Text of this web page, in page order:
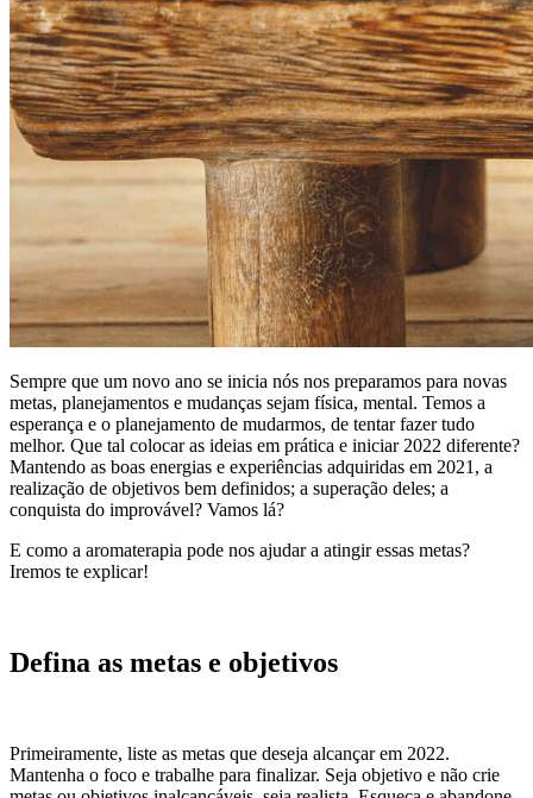
Sempre que um novo ano se inicia nós nos preparamos para novas
metas, planejamentos e mudanças sejam física, mental. Temos a
esperança e o planejamento de mudarmos, de tentar fazer tudo
melhor. Que tal colocar as ideias em prática e iniciar 2022 diferente?
Mantendo as boas energias e experiências adquiridas em 2021, a
realização de objetivos bem definidos; a superação deles; a
conquista do improvável? Vamos lá?
E como a aromaterapia pode nos ajudar a atingir essas metas?
Iremos te explicar!
Defina as metas e objetivos
Primeiramente, liste as metas que deseja alcançar em 2022.
Mantenha o foco e trabalhe para finalizar. Seja objetivo e não crie